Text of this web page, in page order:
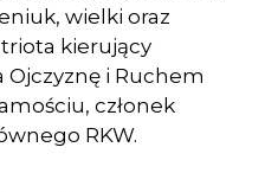
wielki oraz
kierujący
Ojczyznę i Ruchem
członek
RKW.